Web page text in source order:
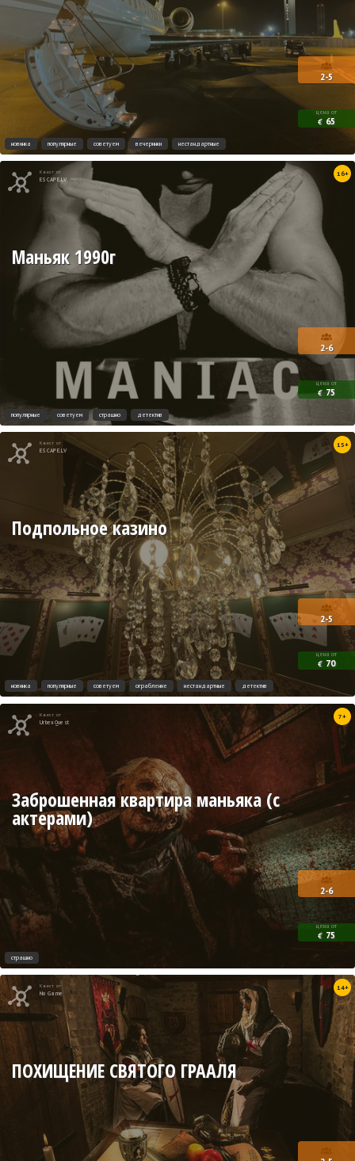
2-5
цена от
€ 65
новинка популярные советуем вечеринки нестандартные
Квест от
ESCAPE.LV
16+
2-6
цена от
€ 75
Маньяк 1990г
популярные советуем страшно детектив
Квест от
ESCAPE.LV
15+
2-5
цена от
€ 70
Подпольное казино
новинка популярные советуем ограбление нестандартные детектив
Квест от
UrbexQuest
7+
2-6
цена от
€ 75
Заброшенная квартира маньяка (с
актерами)
страшно
Квест от
No Game
14+
ПОХИЩЕНИЕ СВЯТОГО ГРААЛЯ